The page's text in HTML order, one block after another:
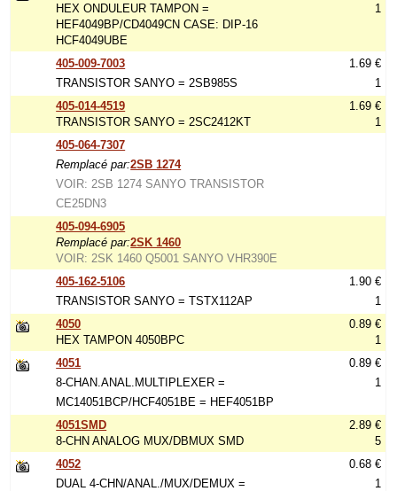
HEX ONDULEUR TAMPON =
HEF4049BP/CD4049CN CASE: DIP-16
HCF4049UBE
1
405-009-7003
TRANSISTOR SANYO = 2SB985S
1.69 €
1
405-014-4519
TRANSISTOR SANYO = 2SC2412KT
1.69 €
1
405-064-7307
Remplacé par:2SB 1274
VOIR: 2SB 1274 SANYO TRANSISTOR
CE25DN3
405-094-6905
Remplacé par:2SK 1460
VOIR: 2SK 1460 Q5001 SANYO VHR390E
405-162-5106
TRANSISTOR SANYO = TSTX112AP
1.90 €
1
4050
HEX TAMPON 4050BPC
0.89 €
1
4051
8-CHAN.ANAL.MULTIPLEXER =
MC14051BCP/HCF4051BE = HEF4051BP
0.89 €
1
4051SMD
8-CHN ANALOG MUX/DBMUX SMD
2.89 €
5
4052
DUAL 4-CHN/ANAL./MUX/DEMUX =
0.68 €
1